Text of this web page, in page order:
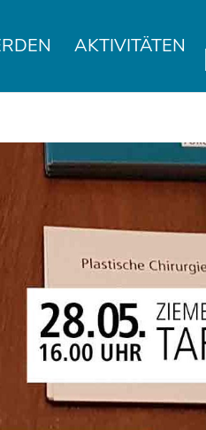
AKTIVITÄTEN